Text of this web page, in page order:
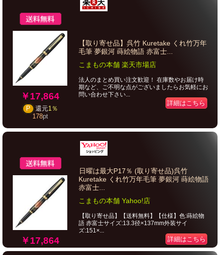
￥17,864
P 還元1％
178pt
【取り寄せ品】呉竹 Kuretake くれ竹万年
毛筆 夢銀河 蒔絵物語 赤富士...
こまもの本舗 楽天市場店
法人のまとめ買い注文歓迎！ 在庫数やお届け時
期など、ご不明な点がございましたらお気軽にお
問い合わせ下さい...
詳細はこちら
￥17,864
日曜は最大P17％ (取り寄せ品)呉竹
Kuretake くれ竹万年毛筆 夢銀河 蒔絵物語
赤富士...
こまもの本舗 Yahoo!店
【取り寄せ品】【送料無料】【仕様】色:蒔絵物
語 赤富士サイズ:13.3径×137mm外装サイ
ズ:151×...
詳細はこちら